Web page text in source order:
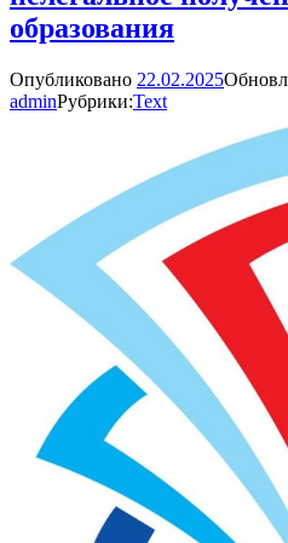
образования
Опубликовано 22.02.2025
adminРубрики:Text